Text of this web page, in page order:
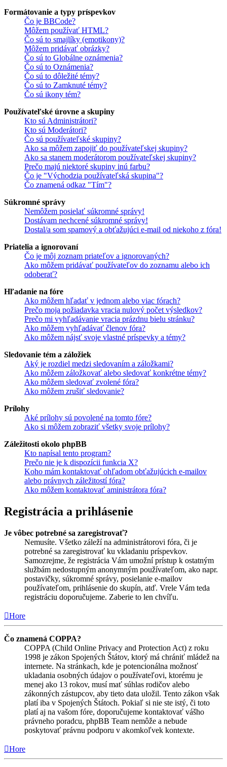
Formátovanie a typy príspevkov
Čo je BBCode?
Môžem používať HTML?
Čo sú to smajlíky (emotikony)?
Môžem pridávať obrázky?
Čo sú to Globálne oznámenia?
Čo sú to Oznámenia?
Čo sú to dôležité témy?
Čo sú to Zamknuté témy?
Čo sú ikony tém?
Používateľské úrovne a skupiny
Kto sú Administrátori?
Kto sú Moderátori?
Čo sú používateľské skupiny?
Ako sa môžem zapojiť do používateľskej skupiny?
Ako sa stanem moderátorom používateľskej skupiny?
Prečo majú niektoré skupiny inú farbu?
Čo je "Východzia používateľská skupina"?
Čo znamená odkaz "Tím"?
Súkromné správy
Nemôžem posielať súkromné správy!
Dostávam nechcené súkromné správy!
Dostal/a som spamový a obťažujúci e-mail od niekoho z fóra!
Priatelia a ignorovaní
Čo je môj zoznam priateľov a ignorovaných?
Ako môžem pridávať používateľov do zoznamu alebo ich
odoberať?
Hľadanie na fóre
Ako môžem hľadať v jednom alebo viac fórach?
Prečo moja požiadavka vracia nulový počet výsledkov?
Prečo mi vyhľadávanie vracia prázdnu bielu stránku?
Ako môžem vyhľadávať členov fóra?
Ako môžem nájsť svoje vlastné príspevky a témy?
Sledovanie tém a záložiek
Aký je rozdiel medzi sledovaním a záložkami?
Ako môžem záložkovať alebo sledovať konkrétne témy?
Ako môžem sledovať zvolené fóra?
Ako môžem zrušiť sledovanie?
Prílohy
Aké prílohy sú povolené na tomto fóre?
Ako si môžem zobraziť všetky svoje prílohy?
Záležitosti okolo phpBB
Kto napísal tento program?
Prečo nie je k dispozícii funkcia X?
Koho mám kontaktovať ohľadom obťažujúcich e-mailov
alebo právnych záležitostí fóra?
Ako môžem kontaktovať aministrátora fóra?
Registrácia a prihlásenie
Je vôbec potrebné sa zaregistrovať?
Nemusíte. Všetko záleží na administrátorovi fóra, či je
potrebné sa zaregistrovať ku vkladaniu príspevkov.
Samozrejme, že registrácia Vám umožní prístup k ostatným
službám nedostupným anonymným používateľom, ako napr.
postavičky, súkromné správy, posielanie e-mailov
používateľom, prihlásenie do skupín, atď. Vrele Vám teda
registráciu doporučujeme. Zaberie to len chvíľu.
Hore
Čo znamená COPPA?
COPPA (Child Online Privacy and Protection Act) z roku
1998 je zákon Spojených Štátov, ktorý má chrániť mládež na
internete. Na stránkach, kde je potencionálna možnosť
ukladania osobných údajov o používateľovi, ktorému je
menej ako 13 rokov, musí mať súhlas rodičov alebo
zákonných zástupcov, aby tieto data uložil. Tento zákon však
platí iba v Spojených Štátoch. Pokiaľ si nie ste istý, či toto
platí aj na vašom fóre, doporučujeme kontaktovať vášho
právneho poradcu, phpBB Team nemôže a nebude
poskytovať právnu podporu v akomkoľvek kontexte.
Hore